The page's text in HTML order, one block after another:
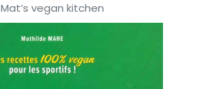
Mat’s vegan kitchen